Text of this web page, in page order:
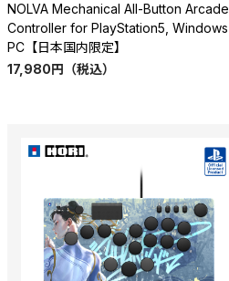
NOLVA Mechanical All-Button Arcade
Controller for PlayStation5, Windows
PC【日本国内限定】
17,980円 （税込）